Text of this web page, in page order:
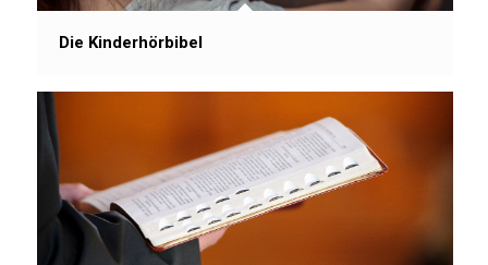
Die Kinderhörbibel